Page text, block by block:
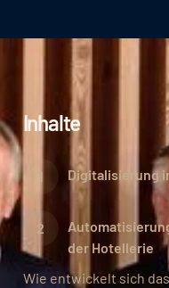
Wie entwickelt sich
Inhalte
Digitalisierung
der Hotellerie